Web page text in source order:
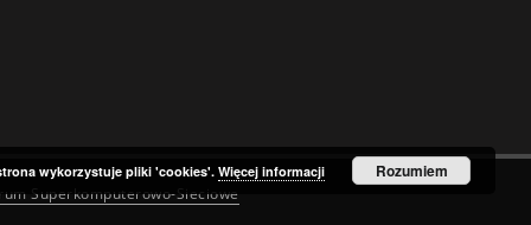
Superkomputerowo-Sieciowe
wykorzystuje pliki 'cookies'.Więcej informacji Rozumiem